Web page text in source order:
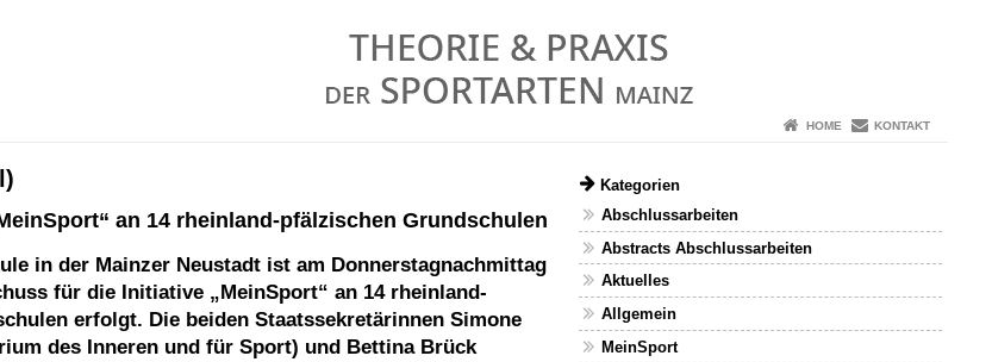
HOME KONTAKT
an 14 rheinland-pfälzischen Grundschulen
in der Mainzer Neustadt ist am Donnerstagnachmittag
für die Initiative „ MeinSport“ an 14 rheinland-
erfolgt. Die beiden Staatssekretärinnen Simone
des Inneren und für Sport) und Bettina Brück
Kategorien
Abschlussarbeiten
Abstracts Abschlussarbeiten
Aktuelles
Allgemein
MeinSport